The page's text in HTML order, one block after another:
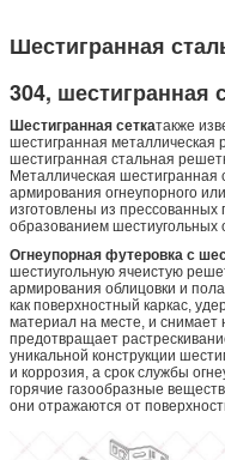
Шестигранная
304, шестигранная
Шестигранная сеткатакже
шестигранная металлическая
шестигранная стальная
Металлическая шестигранная
армирования огнеупорного
изготовлены из прессованных
образованием шестиугольных
Огнеупорная футеровка с
шестиугольную ячеистую
армирования облицовки и
как поверхностный каркас,
материал на месте, и снимает
предотвращает
уникальной конструкции
и коррозия, а срок службы
горячие газообразные
они отражаются от